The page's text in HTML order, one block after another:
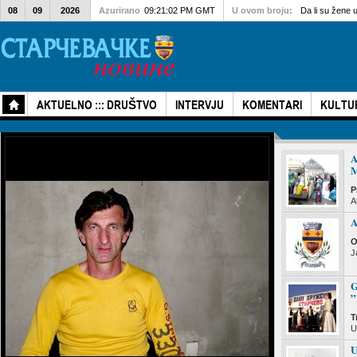
AKTUELNO ::: DRUŠTVO INTERVJU KOMENTARI
08 09 2026 Azurirano 09:21:02 PM GMT U ovom broju: Da li su žene